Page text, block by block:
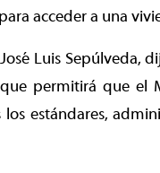
acceder a una
Luis Sepúlveda,
permitirá que el
estándares,